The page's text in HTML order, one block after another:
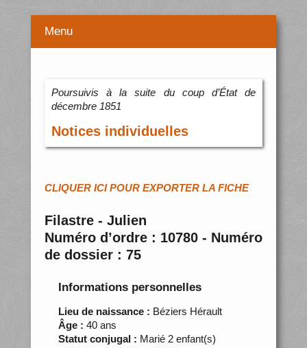
Menu
Poursuivis à la suite du coup d’État de
décembre 1851
Notices individuelles
CLIQUER ICI POUR EXPORTER LA FICHE
Filastre - Julien
Numéro d’ordre : 10780 - Numéro
de dossier : 75
Informations personnelles
Lieu de naissance : Béziers Hérault
Âge : 40 ans
Statut conjugal : Marié 2 enfant(s)